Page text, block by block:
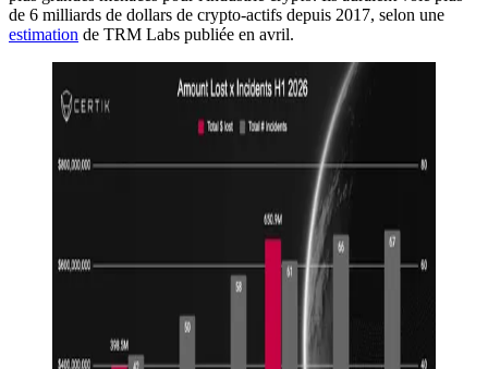
de 6 milliards de dollars de crypto-actifs depuis 2017, selon une
estimation de TRM Labs publiée en avril.